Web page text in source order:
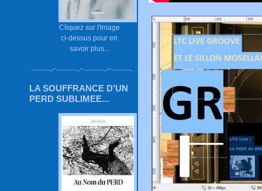
Cliquez sur l'image
ci-dessus pour en
savoir plus...
LA SOUFFRANCE D'UN
PERD SUBLIMEE...